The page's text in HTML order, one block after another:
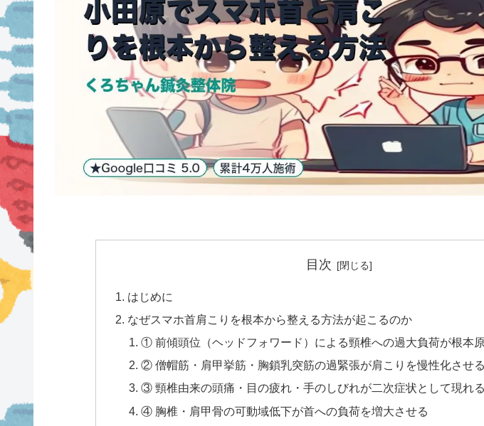
目次
はじめに
なぜスマホ首肩こりを根本から整える方法が起こるのか
① 前傾頭位（ヘッドフォワード）による頸椎への過大負荷が根本
② 僧帽筋・肩甲挙筋・胸鎖乳突筋の過緊張が肩こりを慢性化させる
③ 頸椎由来の頭痛・目の疲れ・手のしびれが二次症状として現れる
④ 胸椎・肩甲骨の可動域低下が首への負荷を増大させる